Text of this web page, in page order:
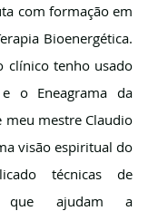
com formação em
Bioenergética.
clínico tenho usado
o Eneagrama da
meu mestre Claudio
visão espiritual do
técnicas de
que ajudam a